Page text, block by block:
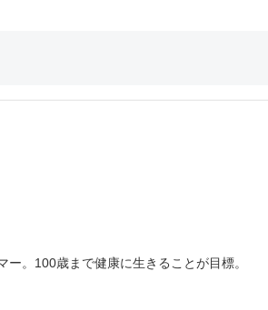
ー。100歳まで健康に生きることが目標。